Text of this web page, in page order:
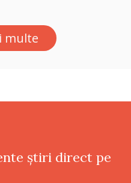
multe
știri direct pe